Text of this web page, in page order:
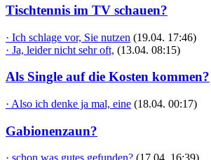
Tischtennis im TV schauen?
· Ich schlage vor, Sie nutzen (19.04. 17:46)
· Ja, leider nicht sehr oft, (13.04. 08:15)
Als Single auf die Kosten kommen?
· Also ich denke ja mal, eine (18.04. 00:17)
Gabionenzaun?